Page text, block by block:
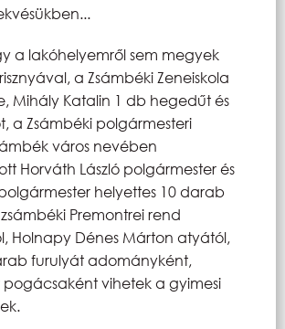
a lakóhelyemről sem megyek
a Zsámbéki Zeneiskola
Mihály Katalin 1 db hegedűt és
a Zsámbéki polgármesteri
város nevében
Horváth László polgármester és
helyettes 10 darab
Premontrei rend
Holnapy Dénes Márton atyától,
furulyát adományként,
vihetek a gyimesi